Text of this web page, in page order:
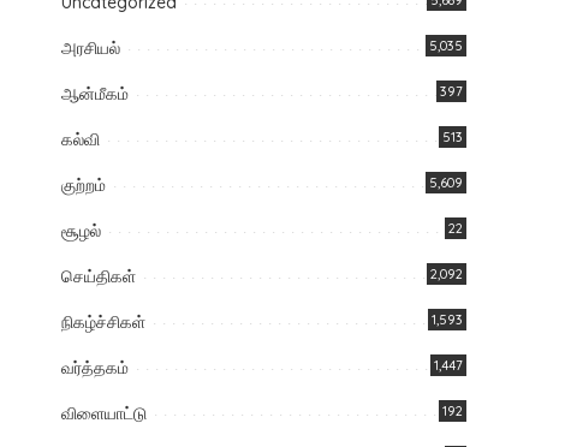
அரசியல் 5,035
ஆன்மீகம் 397
கல்வி 513
குற்றம் 5,609
சூழல் 22
செய்திகள் 2,092
நிகழ்ச்சிகள் 1,593
வர்த்தகம் 1,447
விளையாட்டு 192